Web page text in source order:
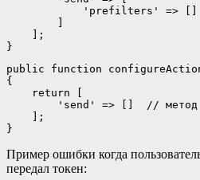
'prefilters' =>
        ]
    ];
}
public function
{
    return [
'send' => []  //
    ];
}
Пример ошибки когда
передал токен: